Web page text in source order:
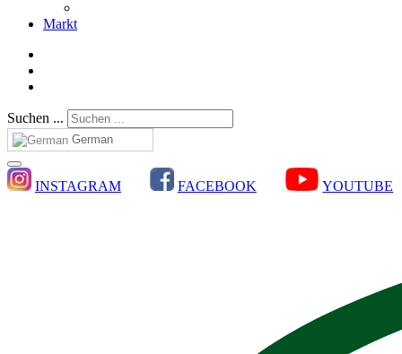
Markt
Suchen ...
German
INSTAGRAM FACEBOOK YOUTUBE